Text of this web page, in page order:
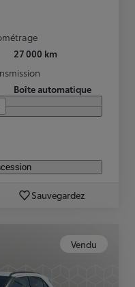
27 000 km
Boîte automatique
Sauvegardez
Vendu